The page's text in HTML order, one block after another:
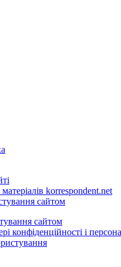
korrespondent.net
сайтом
сайтом
конфіденційності і